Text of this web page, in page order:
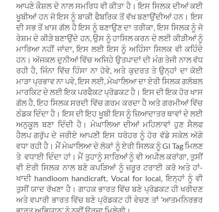
ਆਪਣੇ ਕੌਸ਼ਲ ਦੇ ਨਾਲ ਸਮਰਿਧ ਵੀ ਕੀਤਾ ਹੈ। ਇਸ ਸਿਲਕ ਦੀਆਂ ਕਈ
ਖੂਬੀਆਂ ਹਨ ਜੋ ਇਸ ਨੂੰ ਬਾਕੀ ਫੈਬਰਿਕ ਤੋਂ ਵੱਖ ਬਣਾਉਂਦੀਆਂ ਹਨ। ਇਸ
ਦੀ ਸਭ ਤੋਂ ਖਾਸ ਗੱਲ ਹੈ ਇਸ ਨੂੰ ਬਣਾਉਣ ਦਾ ਤਰੀਕਾ, ਇਸ ਸਿਲਕ ਨੂੰ ਜੋ
ਰੇਸ਼ਮ ਦੇ ਕੀੜੇ ਬਣਾਉਂਦੇ ਹਨ, ਉਸ ਨੂੰ ਹਾਸਿਲ ਕਰਨ ਦੇ ਲਈ ਕੀੜੀਆਂ ਨੂੰ
ਮਾਰਿਆ ਨਹੀਂ ਜਾਂਦਾ, ਇਸ ਲਈ ਇਸ ਨੂੰ ਅਹਿੰਸਾ ਸਿਲਕ ਵੀ ਕਹਿੰਦੇ
ਹਨ। ਅੱਜਕਲ ਦੁਨੀਆਂ ਵਿੱਚ ਅਜਿਹੇ ਉਤਪਾਦਾਂ ਦੀ ਮੰਗ ਤੇਜੀ ਨਾਲ ਵੱਧ
ਰਹੀ ਹੈ, ਜਿੰਨਾ ਵਿੱਚ ਹਿੰਸਾ ਨਾ ਹੋਵੇ, ਅਤੇ ਕੁਦਰਤ ਤੇ ਉਨ੍ਹਾਂ ਦਾ ਕੋਈ
ਮਾੜਾ ਪ੍ਰਭਾਵ ਨਾ ਪਵੇ, ਇਸ ਲਈ, ਮੇਘਾਲਿਆ ਦਾ ਏਰੀ ਸਿਲਕ ਗਲੋਬਲ
ਮਾਰਕਿਟ ਦੇ ਲਈ ਇਕ ਪਰਫੈਕਟ ਪ੍ਰੋਡਕਟ ਹੈ। ਇਸ ਦੀ ਇਕ ਹੋਰ ਖਾਸ
ਗੱਲ ਹੈ, ਇਹ ਸਿਲਕ ਸਰਦੀ ਵਿੱਚ ਗਰਮ ਕਰਦਾ ਹੈ ਅਤੇ ਗਰਮੀਆਂ ਵਿੱਚ
ਠੰਡਕ ਦਿੰਦਾ ਹੈ। ਇਸ ਦੀ ਇਹ ਖੂਬੀ ਇਸ ਨੂੰ ਜ਼ਿਆਦਾਤਰ ਥਾਵਾਂ ਦੇ ਲਈ
ਅਨੁਕੂਲ ਬਣਾ ਦਿੰਦੀ ਹੈ। ਮੇਘਾਲਿਆ ਦੀਆਂ ਮਹਿਲਾਵਾਂ ਹੁਣ ਸੈਲਫ
ਹੈਲਪ ਗਰੁੱਪ ਦੇ ਜਰੀਏ ਆਪਣੀ ਇਸ ਧਰੋਹਰ ਨੂੰ ਹੋਰ ਵੱਡੇ ਸਕੇਲ ਅੱਗੇ
ਵਧਾ ਰਹੀ ਹੈ। ਮੈਂ ਮੇਘਾਲਿਆ ਦੇ ਲੋਕਾਂ ਨੂੰ ਏਰੀ ਸਿਲਕ ਨੂੰ GI Tag ਮਿਲਣ
ਤੇ ਵਧਾਈ ਦਿੰਦਾ ਹਾਂ। ਮੈਂ ਤੁਹਾਨੂੰ ਸਾਰਿਆਂ ਨੂੰ ਵੀ ਅਪੀਲ ਕਰਾਂਗਾ, ਤੁਸੀਂ
ਵੀ ਏਰੀ ਸਿਲਕ ਨਾਲ ਬਣੇ ਕਪੜਿਆਂ ਨੂੰ ਜ਼ਰੂਰ ਟਰਾਈ ਕਰੋ ਅਤੇ ਹਾਂ-
ਖਾਦੀ handloom handicraft, Vocal for local, ਇਨ੍ਹਾਂ ਨੂੰ ਵੀ
ਤੁਸੀਂ ਯਾਦ ਰੱਖਣਾ ਹੈ। ਗਾਹਕ ਭਾਰਤ ਵਿੱਚ ਬਣੇ ਪ੍ਰੋਡਕਟ ਹੀ ਖਰੀਦਣ
ਅਤੇ ਵਪਾਰੀ ਭਾਰਤ ਵਿੱਚ ਬਣੇ ਪ੍ਰੋਡਕਟ ਹੀ ਵੇਚਣ ਤਾਂ ‘ਆਤਮਨਿਰਭਰ